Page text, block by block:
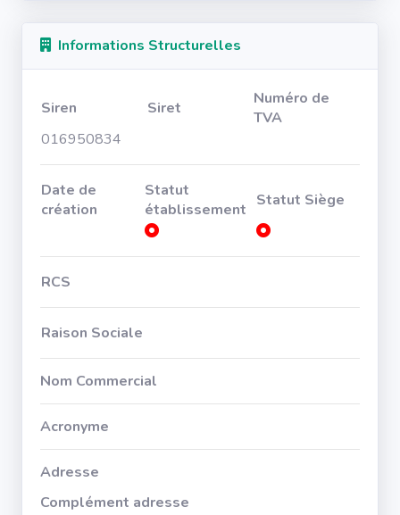
Informations Structurelles
Siren Siret
Numéro de
TVA
016950834
Date de
création
Statut
établissement Statut Siège
RCS
Raison Sociale
Nom Commercial
Acronyme
Adresse
Complément adresse